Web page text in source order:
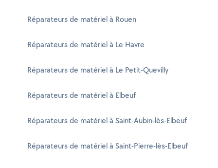
Réparateurs de matériel à Rouen
Réparateurs de matériel à Le Havre
Réparateurs de matériel à Le Petit-Quevilly
Réparateurs de matériel à Elbeuf
Réparateurs de matériel à Saint-Aubin-lès-Elbeuf
Réparateurs de matériel à Saint-Pierre-lès-Elbeuf